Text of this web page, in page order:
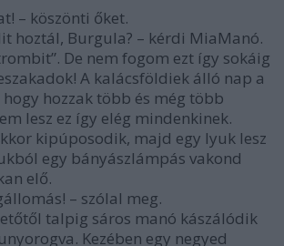
– köszönti őket.
hoztál, Burgula? – kérdi MiaManó.
De nem fogom ezt így sokáig
A kalácsföldiek álló nap a
hozzak több és még több
lesz ez így elég mindenkinek.
kipúposodik, majd egy lyuk lesz
egy bányászlámpás vakond
elő.
– szólal meg.
talpig sáros manó kászálódik
Kezében egy negyed